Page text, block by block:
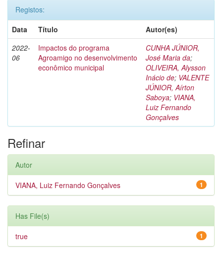
Registos:
Data
Título
Autor(es)
2022-
06
Impactos do programa
Agroamigo no desenvolvimento
econômico municipal
CUNHA JÚNIOR,
José Maria da;
OLIVEIRA, Alysson
Inácio de; VALENTE
JÚNIOR, Aírton
Saboya; VIANA,
Luiz Fernando
Gonçalves
Refinar
Autor
1
VIANA, Luiz Fernando Gonçalves
Has File(s)
1
true